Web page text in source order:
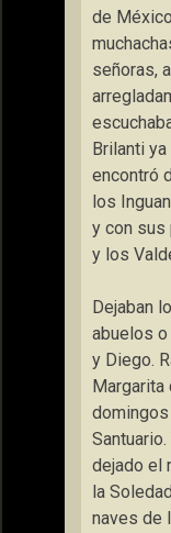
de
señoras,
Brilanti
encontró
los
y con sus
y los
Dejaban
abuelos
y Diego.
Margarita
dejado el
la
naves de